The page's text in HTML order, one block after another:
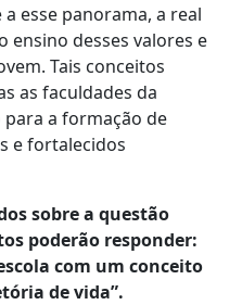
esse panorama, a real
ensino desses valores e
Tais conceitos
as faculdades da
a formação de
e fortalecidos
sobre a questão
poderão responder:
com um conceito
de vida”.